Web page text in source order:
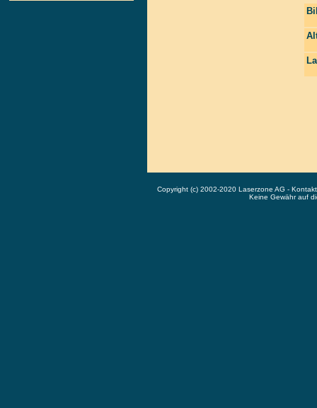
Copyright (c) 2002-2020 Laserzone AG -
Keine Gewähr auf